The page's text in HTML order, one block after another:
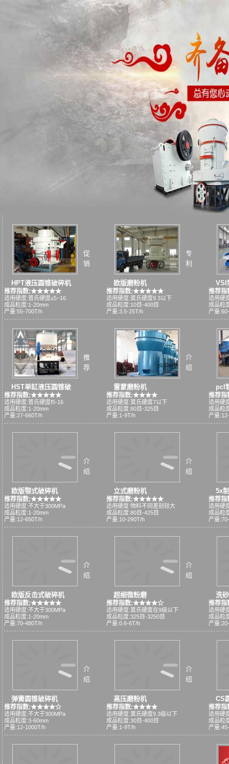
HPT液压圆锥破碎机
推荐指数:★★★★★
适用硬度:普氏硬度≤5~16
成品粒度:1-20mm
产量:55-700T/h
促
销
欧版磨粉机
推荐指数:★★★★★
适用硬度:莫氏硬度9.3以下
成品粒度:10目-400目
产量:3.5-25T/h
专
利
VSI
推荐
适用硬
成品粒
产量
HST单缸液压圆锥破
推荐指数:★★★★★
适用硬度:普氏硬度f5-16
成品粒度:1-20mm
产量:27-660T/h
推
荐
雷蒙磨粉机
推荐指数:★★★★
适用硬度:莫氏硬度7以下
成品粒度:80目-325目
产量:1-9T/h
介
绍
pcl
推荐
适用硬
成品粒
产量
欧版颚式破碎机
推荐指数:★★★★★
适用硬度:不大于300MPa
成品粒度:1-20mm
产量:12-650T/h
介
绍
立式磨粉机
推荐指数:★★★★★
适用硬度:物料不同差别较大
成品粒度:80目-425目
产量:10-290T/h
介
绍
5x
推荐
适用硬
成品粒
产量
欧版反击式破碎机
推荐指数:★★★★★
适用硬度:不大于300MPa
成品粒度:1-20mm
产量:70-480T/h
介
绍
超细微粉磨
推荐指数:★★★★☆
适用硬度:莫氏硬度在9级以下
成品粒度:325目-3250目
产量:0.6-6T/h
介
绍
洗
推荐
适用硬
成品粒
产量
弹簧圆锥破碎机
推荐指数:★★★★☆
适用硬度:不大于300MPa
成品粒度:3-60mm
产量:12-1000T/h
介
绍
高压磨粉机
推荐指数:★★★★
适用硬度:莫氏硬度9.3级以下
成品粒度:30目-400目
产量:1-9T/h
介
绍
CS
推荐
适用硬
成品粒
产量